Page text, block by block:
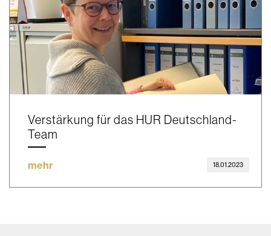
Verstärkung für das HUR Deutschland-
Team
mehr 18.01.2023